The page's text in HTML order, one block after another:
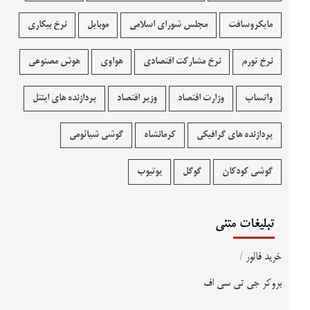
مایکروسافت مجلس شورای اسلامی موبایل نرخ بیکاری
نرخ تورم نرخ مشارکت اقتصادی هواوی هوش مصنوعی
واتساپ وزارت اقتصاد وزیر اقتصاد پردازنده های اینتل
پردازنده های گرافیکی کرمانشاه گوشی شیائومی
گوشی کودکان گوگل یوتیوب
تبلیغات متنی
خرید فالور /
بروکر جی تی سی اف